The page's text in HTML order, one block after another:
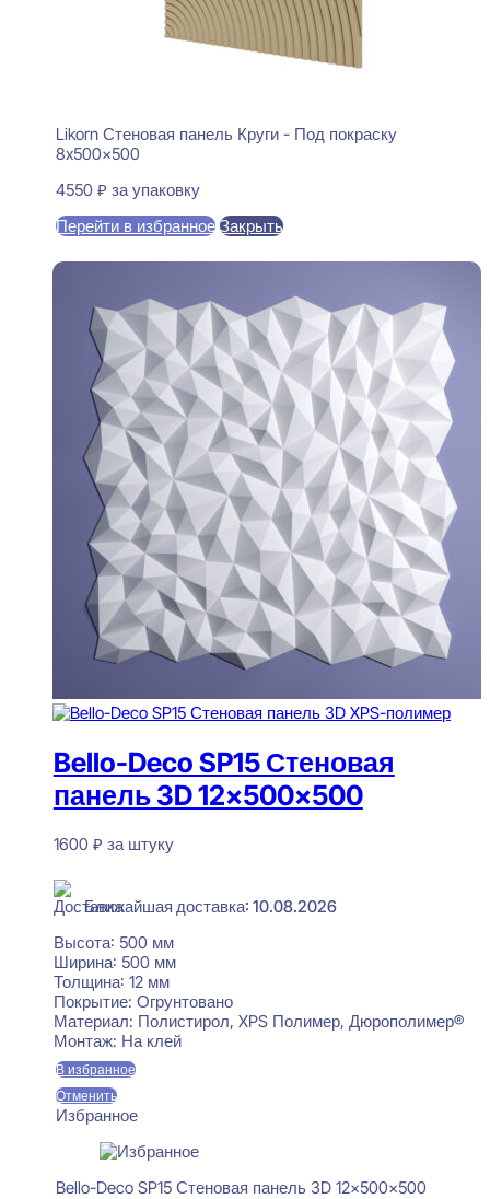
Likorn Стеновая панель Круги - Под покраску
8x500x500
4550 ₽ за упаковку
Перейти в избранное Закрыть
Bello-Deco SP15 Стеновая
панель 3D 12x500x500
1600 ₽ за штуку
Ближайшая доставка: 10.08.2026
Высота: 500 мм
Ширина: 500 мм
Толщина: 12 мм
Покрытие: Огрунтовано
Материал: Полистирол, XPS Полимер, Дюрополимер®
Монтаж: На клей
В избранное
Отменить
Избранное
Bello-Deco SP15 Стеновая панель 3D 12x500x500